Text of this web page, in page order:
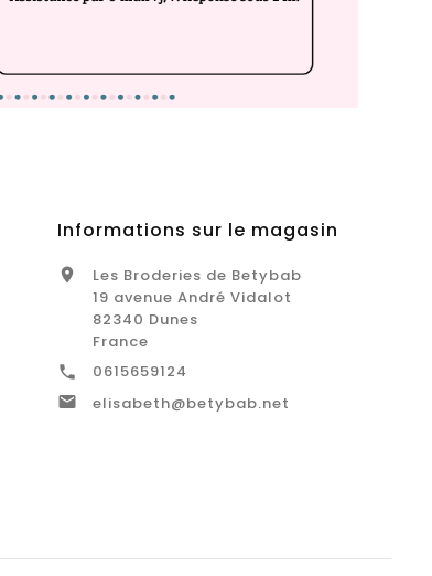
Informations sur le magasin

Les Broderies de Betybab
19 avenue André Vidalot
82340 Dunes
France
 0615659124
 elisabeth@betybab.net